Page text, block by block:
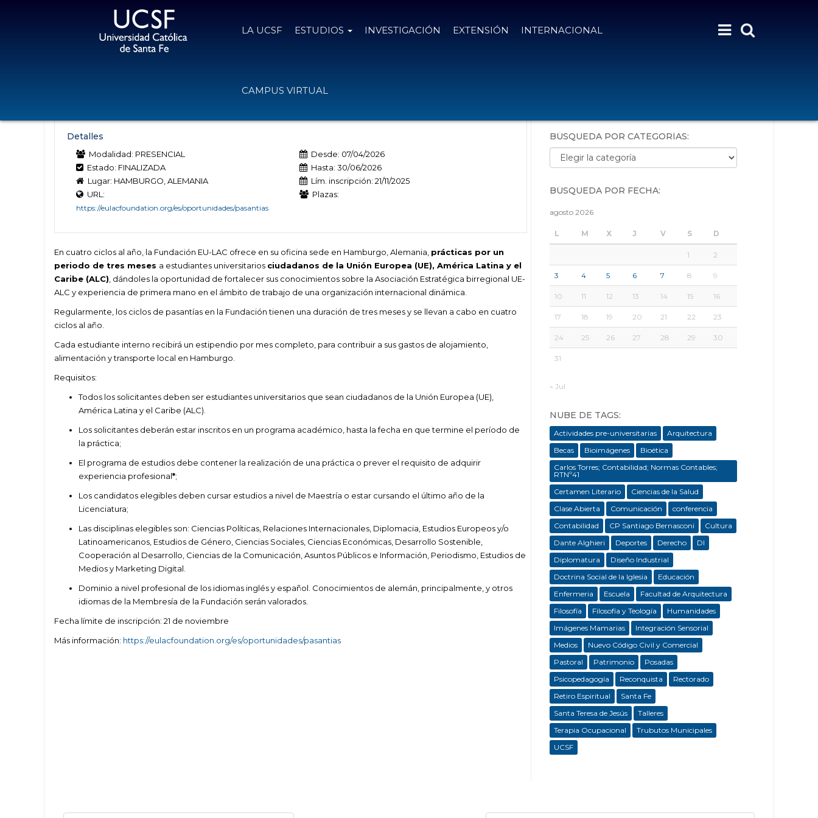
LA UCSF ESTUDIOS INVESTIGACIÓN EXTENSIÓN INTERNACIONAL
CAMPUS VIRTUAL
Detalles
Modalidad: PRESENCIAL
Estado: FINALIZADA
Lugar: HAMBURGO, ALEMANIA
URL:
https://eulacfoundation.org/es/oportunidades/pasantias
Desde: 07/04/2026
Hasta: 30/06/2026
Lím. inscripción: 21/11/2025
Plazas:
En cuatro ciclos al año, la Fundación EU-LAC ofrece en su oficina sede en Hamburgo, Alemania, prácticas por un
periodo de tres meses a estudiantes universitarios ciudadanos de la Unión Europea (UE), América Latina y el
Caribe (ALC) , dándoles la oportunidad de fortalecer sus conocimientos sobre la Asociación Estratégica birregional UE-
ALC y experiencia de primera mano en el ámbito de trabajo de una organización internacional dinámica.
Regularmente, los ciclos de pasantías en la Fundación tienen una duración de tres meses y se llevan a cabo en cuatro
ciclos al año.
Cada estudiante interno recibirá un estipendio por mes completo, para contribuir a sus gastos de alojamiento,
alimentación y transporte local en Hamburgo.
Requisitos:
Todos los solicitantes deben ser estudiantes universitarios que sean ciudadanos de la Unión Europea (UE),
América Latina y el Caribe (ALC).
Los solicitantes deberán estar inscritos en un programa académico, hasta la fecha en que termine el período de
la práctica;
El programa de estudios debe contener la realización de una práctica o prever el requisito de adquirir
experiencia profesional*;
Los candidatos elegibles deben cursar estudios a nivel de Maestría o estar cursando el último año de la
Licenciatura;
Las disciplinas elegibles son: Ciencias Políticas, Relaciones Internacionales, Diplomacia, Estudios Europeos y/o
Latinoamericanos, Estudios de Género, Ciencias Sociales, Ciencias Económicas, Desarrollo Sostenible,
Cooperación al Desarrollo, Ciencias de la Comunicación, Asuntos Públicos e Información, Periodismo, Estudios de
Medios y Marketing Digital.
Dominio a nivel profesional de los idiomas inglés y español. Conocimientos de alemán, principalmente, y otros
idiomas de la Membresía de la Fundación serán valorados.
Fecha límite de inscripción: 21 de noviembre
Más información: https://eulacfoundation.org/es/oportunidades/pasantias
BÚSQUEDA POR CATEGORÍAS:
Búsqueda por categorías:
BÚSQUEDA POR FECHA:
agosto 2026
L M X J V S D
1 2
3 4 5 6 7 8 9
10 11 12 13 14 15 16
17 18 19 20 21 22 23
24 25 26 27 28 29 30
31
« Jul
NUBE DE TAGS:
Actividades pre-universitarias
Arquitectura
Becas
Bioimágenes
Bioética
Carlos Torres; Contabilidad; Normas Contables;
RTNº41
Certamen Literario
Ciencias de la Salud
Clase Abierta
Comunicación
conferencia
Contabilidad
CP Santiago Bernasconi
Cultura
Dante Alghieri
Deportes Derecho
DI
Diplomatura
Diseño Industrial
Doctrina Social de la Iglesia
Educación
Enfermeria
Escuela
Facultad de Arquitectura
Filosofía
Filosofía y Teología
Humanidades
Imágenes Mamarias
Integración Sensorial
Medios
Nuevo Código Civil y Comercial
Pastoral
Patrimonio
Posadas
Psicopedagogía
Reconquista
Rectorado
Retiro Espiritual
Santa Fe
Santa Teresa de Jesús
Talleres
Terapia Ocupacional
Trubutos Municipales
UCSF